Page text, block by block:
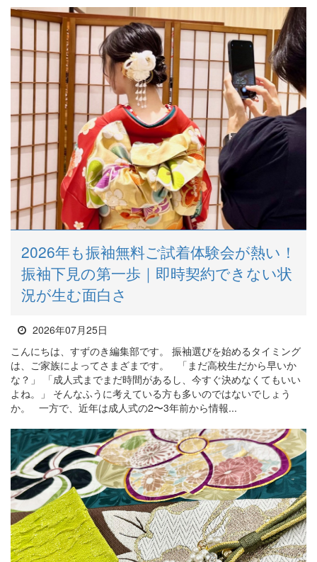
2026年も振袖無料ご試着体験会が熱い！
振袖下見の第一歩｜即時契約できない状
況が生む面白さ
2026年07月25日
こんにちは、すずのき編集部です。 振袖選びを始めるタイミング
は、ご家族によってさまざまです。 「まだ高校生だから早いか
な？」 「成人式までまだ時間があるし、今すぐ決めなくてもいい
よね。」 そんなふうに考えている方も多いのではないでしょう
か。 一方で、近年は成人式の2〜3年前から情報...